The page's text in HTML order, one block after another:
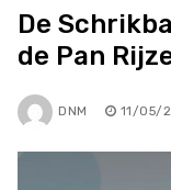
De
de Pan
DNM 11/05/